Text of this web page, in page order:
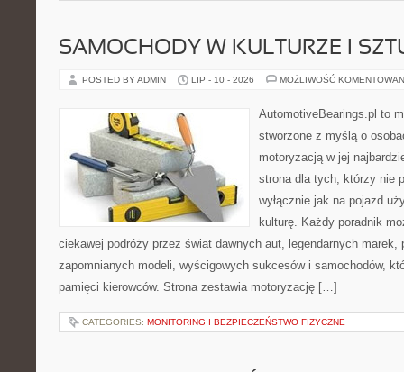
SAMOCHODY W KULTURZE I
POSTED BY ADMIN LIP - 10 - 2026 MOŻLIWOŚĆ
AutomotiveBearings.pl to
stworzone z myślą o
motoryzacją w jej
strona dla tych, którzy nie
wyłącznie jak na pojazd
kulturę. Każdy poradnik
ciekawej podróży przez świat dawnych aut, legendarnych marek,
zapomnianych modeli, wyścigowych sukcesów i samochodów,
pamięci kierowców. Strona zestawia motoryzację […]
CATEGORIES: MONITORING I BEZPIECZEŃSTWO FIZYCZNE